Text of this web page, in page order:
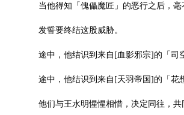
当他得知「傀儡魔匠」的恶行之后，毫
发誓要终结这股威胁。
途中，他结识到来自[血影邪宗]的「司
途中，他结识到来自[天羽帝国]的「花
他们与王水明惺惺相惜，决定同往，共